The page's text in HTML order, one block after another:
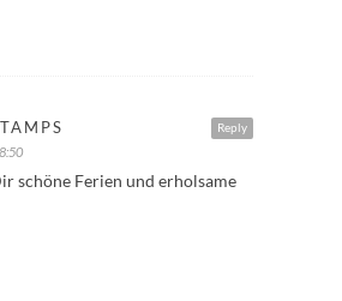
Reply
schöne Ferien und erholsame